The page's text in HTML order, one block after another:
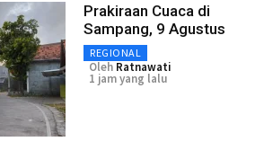
Prakiraan Cuaca di
Sampang, 9 Agustus
REGIONAL
Oleh Ratnawati
1 jam yang lalu